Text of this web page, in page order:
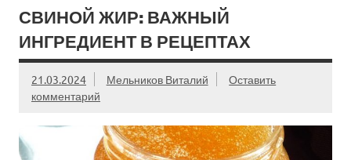
СВИНОЙ ЖИР: ВАЖНЫЙ
ИНГРЕДИЕНТ В РЕЦЕПТАХ
21.03.2024 Мельников Виталий
Оставить
комментарий